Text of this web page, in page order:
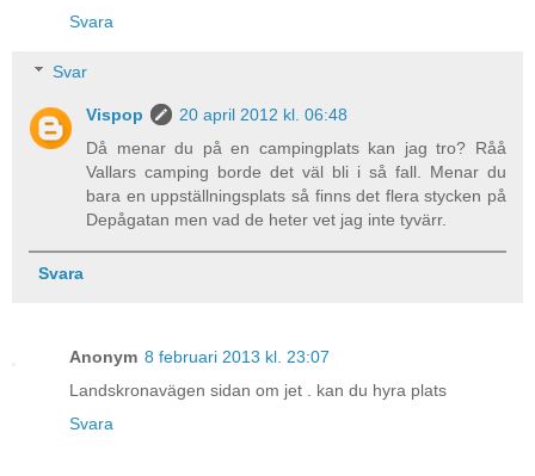
Svara
Svar
Vispop
20 april 2012 kl. 06:48
Då menar du på en campingplats kan jag tro? Råå
Vallars camping borde det väl bli i så fall. Menar du
bara en uppställningsplats så finns det flera stycken på
Depågatan men vad de heter vet jag inte tyvärr.
Svara
Anonym 8 februari 2013 kl. 23:07
Landskronavägen sidan om jet . kan du hyra plats
Svara